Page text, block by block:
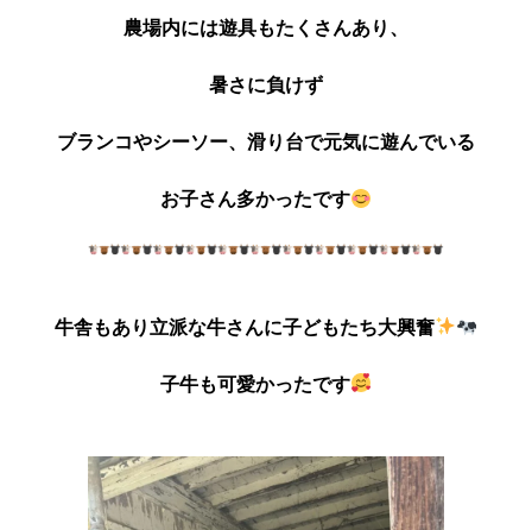
農場内には遊具もたくさんあり、
暑さに負けず
ブランコやシーソー、滑り台で元気に遊んでいる
お子さん多かったです
牛舎もあり立派な牛さんに子どもたち大興奮
子牛も可愛かったです